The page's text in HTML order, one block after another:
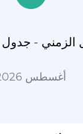
الزمني - جدول
أغسطس 2026